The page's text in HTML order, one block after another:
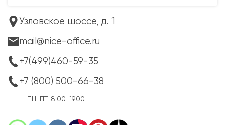
Узловское шоссе, д. 1
mail@nice-office.ru
+7(499)460-59-35
+7 (800) 500-66-38
ПН-ПТ: 8.00-19.00